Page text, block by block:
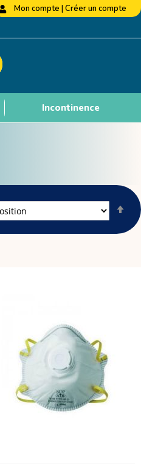
Mon compte | Créer un compte
Rechercher
Incontinence
Par